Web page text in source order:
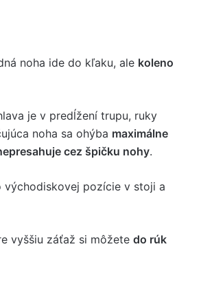
noha ide do kľaku, ale koleno
je v predĺžení trupu, ruky
noha sa ohýba maximálne
cez špičku nohy.
pozície v stoji a
vyššiu záťaž si môžete do rúk